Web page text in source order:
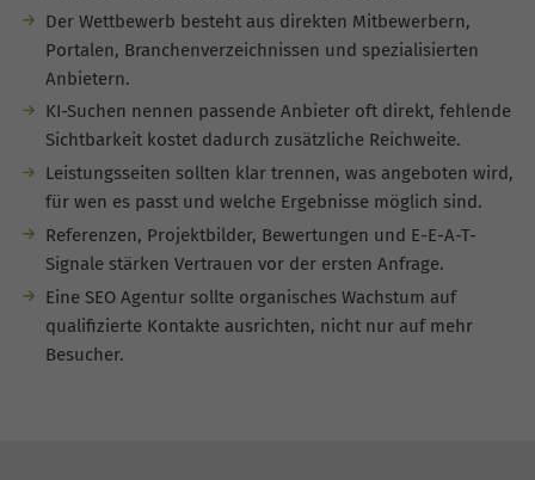
Der Wettbewerb besteht aus direkten Mitbewerbern,
Portalen, Branchenverzeichnissen und spezialisierten
Anbietern.
KI-Suchen nennen passende Anbieter oft direkt, fehlende
Sichtbarkeit kostet dadurch zusätzliche Reichweite.
Leistungsseiten sollten klar trennen, was angeboten wird,
für wen es passt und welche Ergebnisse möglich sind.
Referenzen, Projektbilder, Bewertungen und E-E-A-T-
Signale stärken Vertrauen vor der ersten Anfrage.
Eine SEO Agentur sollte organisches Wachstum auf
qualifizierte Kontakte ausrichten, nicht nur auf mehr
Besucher.